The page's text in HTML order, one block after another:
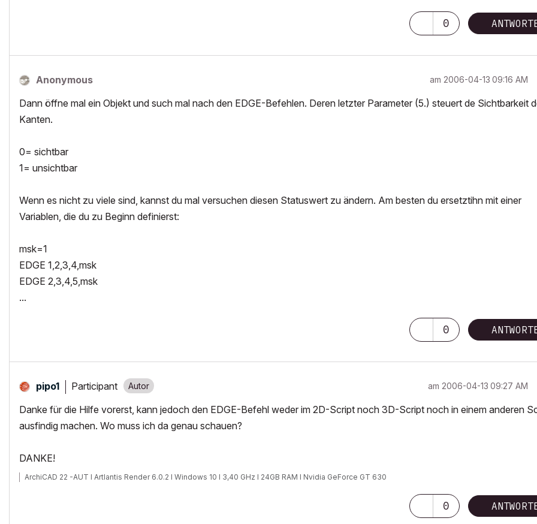
0
Anonymous am ‎2006-04-13 09:16 AM
Dann öffne mal ein Objekt und such mal nach den EDGE-Befehlen. Deren letzter Parameter (5.) steuert de Sichtbarkeit
Kanten.
0= sichtbar
1= unsichtbar
Wenn es nicht zu viele sind, kannst du mal versuchen diesen Statuswert zu ändern. Am besten du ersetztihn mit einer
Variablen, die du zu Beginn definierst:
msk=1
EDGE 1,2,3,4,msk
EDGE 2,3,4,5,msk
...
0
pipo1 Participant am ‎2006-04-13 09:27 AM
Danke für die Hilfe vorerst, kann jedoch den EDGE-Befehl weder im 2D-Script noch 3D-Script noch in einem anderen
ausfindig machen. Wo muss ich da genau schauen?
DANKE!
ArchiCAD 22 -AUT I Artlantis Render 6.0.2 I Windows 10 I 3,40 GHz I 24GB RAM I Nvidia GeForce GT 630
0